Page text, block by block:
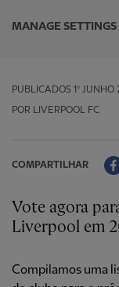
MANAGE SETTINGS
PUBLICADOS 1º JUNHO
POR LIVERPOOL FC
COMPARTILHAR
Vote agora
Liverpool em
Compilamos uma